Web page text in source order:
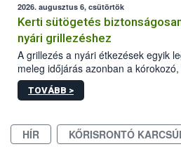
érésű szőlőkben is legyen lehetőség
védekezésre. Az Oroganic
felhasználók számára is elérhető és
engedélyezett.
2026. augusztus 6, csütörtök
Kerti sütögetés
nyári grillezéshez
A grillezés a nyári étkezések egyik
meleg időjárás azonban a
gyorsabb szaporodásának is
ezért nem csupán a megfelelő
higiéniai szabályok betartása, a
maradékok szakszerű tárolása. A
TOVÁBB >
HÍR KŐRISRONTÓ